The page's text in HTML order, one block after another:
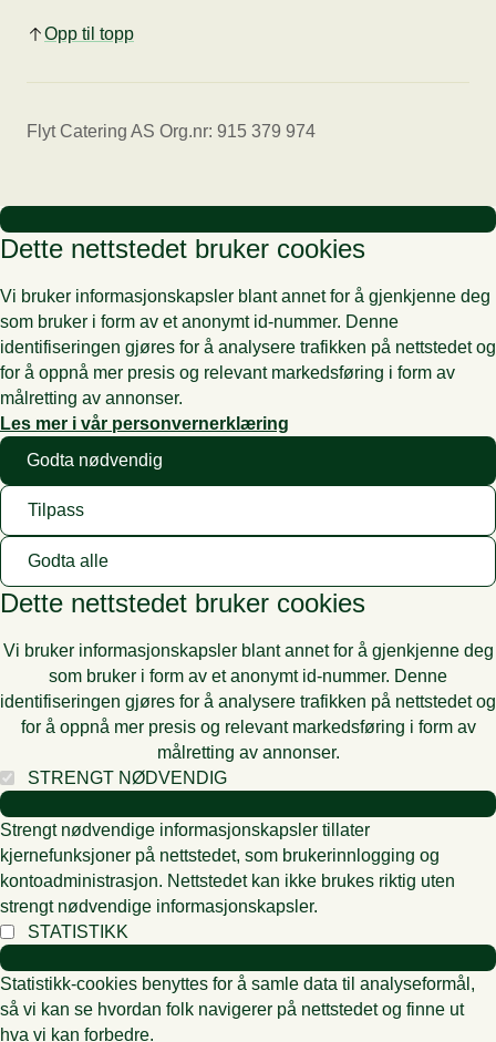
Opp til topp
Flyt Catering AS Org.nr: 915 379 974
Dette nettstedet bruker cookies
Vi bruker informasjonskapsler blant annet for å gjenkjenne deg
som bruker i form av et anonymt id-nummer. Denne
identifiseringen gjøres for å analysere trafikken på nettstedet og
for å oppnå mer presis og relevant markedsføring i form av
målretting av annonser.
Les mer i vår personvernerklæring
Godta nødvendig
Tilpass
Godta alle
Dette nettstedet bruker cookies
Vi bruker informasjonskapsler blant annet for å gjenkjenne deg
som bruker i form av et anonymt id-nummer. Denne
identifiseringen gjøres for å analysere trafikken på nettstedet og
for å oppnå mer presis og relevant markedsføring i form av
målretting av annonser.
STRENGT NØDVENDIG
Strengt nødvendige informasjonskapsler tillater
kjernefunksjoner på nettstedet, som brukerinnlogging og
kontoadministrasjon. Nettstedet kan ikke brukes riktig uten
strengt nødvendige informasjonskapsler.
STATISTIKK
Statistikk-cookies benyttes for å samle data til analyseformål,
så vi kan se hvordan folk navigerer på nettstedet og finne ut
hva vi kan forbedre.